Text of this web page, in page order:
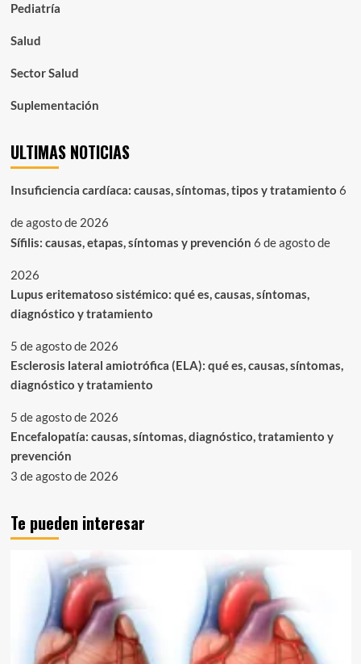
Pediatría
Salud
Sector Salud
Suplementación
ULTIMAS NOTICIAS
Insuficiencia cardíaca: causas, síntomas, tipos y tratamiento 6
de agosto de 2026
Sífilis: causas, etapas, síntomas y prevención 6 de agosto de
2026
Lupus eritematoso sistémico: qué es, causas, síntomas,
diagnóstico y tratamiento
5 de agosto de 2026
Esclerosis lateral amiotrófica (ELA): qué es, causas, síntomas,
diagnóstico y tratamiento
5 de agosto de 2026
Encefalopatía: causas, síntomas, diagnóstico, tratamiento y
prevención
3 de agosto de 2026
Te pueden interesar